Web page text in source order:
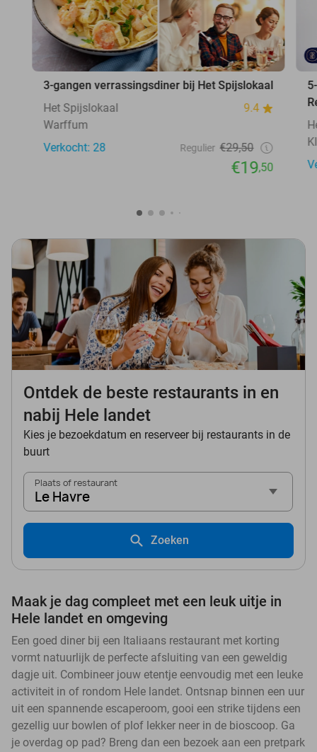
3-gangen verrassingsdiner bij Het Spijslokaal
Het Spijslokaal
9.4
Warffum
Verkocht: 28
Regulier €29,50
€19,50
Ontdek de beste restaurants in en
nabij Hele landet
Kies je bezoekdatum en reserveer bij restaurants in de
buurt
Plaats of restaurant
Le Havre
Zoeken
Maak je dag compleet met een leuk uitje in
Hele landet en omgeving
Een goed diner bij een Italiaans restaurant met korting
vormt natuurlijk de perfecte afsluiting van een geweldig
dagje uit. Combineer jouw etentje eenvoudig met een leuke
activiteit in of rondom Hele landet. Ontsnap binnen een uur
uit een spannende escaperoom, gooi een strike tijdens een
gezellig uur bowlen of plof lekker neer in de bioscoop. Ga
je overdag op pad? Breng dan een bezoek aan een pretpark